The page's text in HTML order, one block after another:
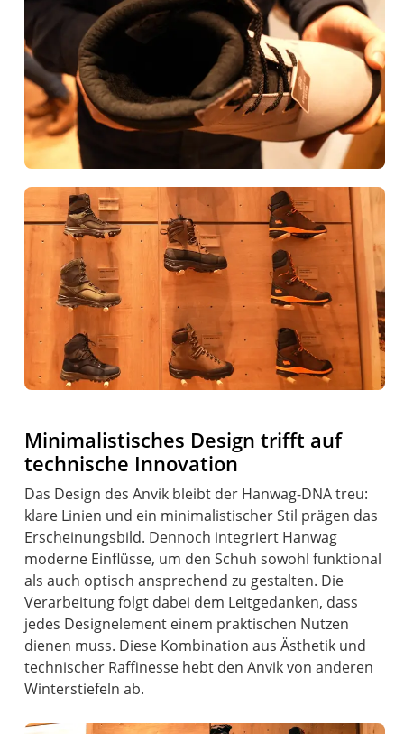
Minimalistisches Design trifft auf
technische Innovation
Das Design des Anvik bleibt der Hanwag-DNA treu:
klare Linien und ein minimalistischer Stil prägen das
Erscheinungsbild. Dennoch integriert Hanwag
moderne Einflüsse, um den Schuh sowohl funktional
als auch optisch ansprechend zu gestalten. Die
Verarbeitung folgt dabei dem Leitgedanken, dass
jedes Designelement einem praktischen Nutzen
dienen muss. Diese Kombination aus Ästhetik und
technischer Raffinesse hebt den Anvik von anderen
Winterstiefeln ab.